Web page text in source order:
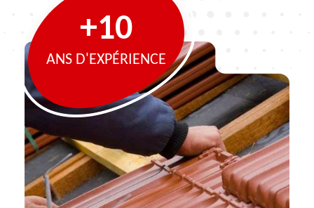
+10
ANS D'EXPÉRIENCE